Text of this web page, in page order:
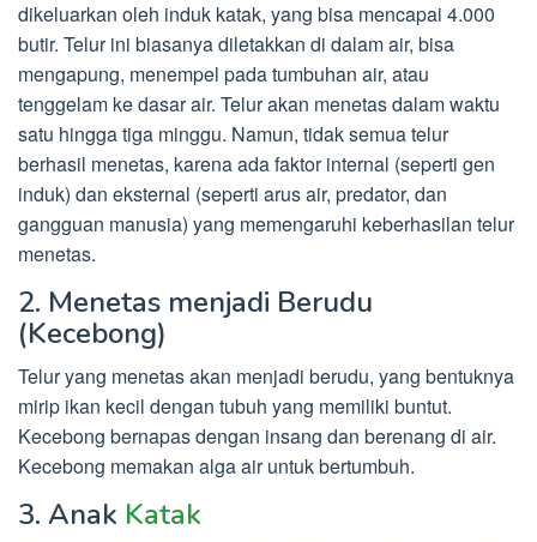
dikeluarkan oleh induk katak, yang bisa mencapai 4.000
butir. Telur ini biasanya diletakkan di dalam air, bisa
mengapung, menempel pada tumbuhan air, atau
tenggelam ke dasar air. Telur akan menetas dalam waktu
satu hingga tiga minggu. Namun, tidak semua telur
berhasil menetas, karena ada faktor internal (seperti gen
induk) dan eksternal (seperti arus air, predator, dan
gangguan manusia) yang memengaruhi keberhasilan telur
menetas.
2. Menetas menjadi Berudu
(Kecebong)
Telur yang menetas akan menjadi berudu, yang bentuknya
mirip ikan kecil dengan tubuh yang memiliki buntut.
Kecebong bernapas dengan insang dan berenang di air.
Kecebong memakan alga air untuk bertumbuh.
3. Anak Katak